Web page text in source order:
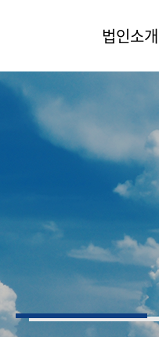
법인소개
인사말
조직도
운영위원회
오시는 길